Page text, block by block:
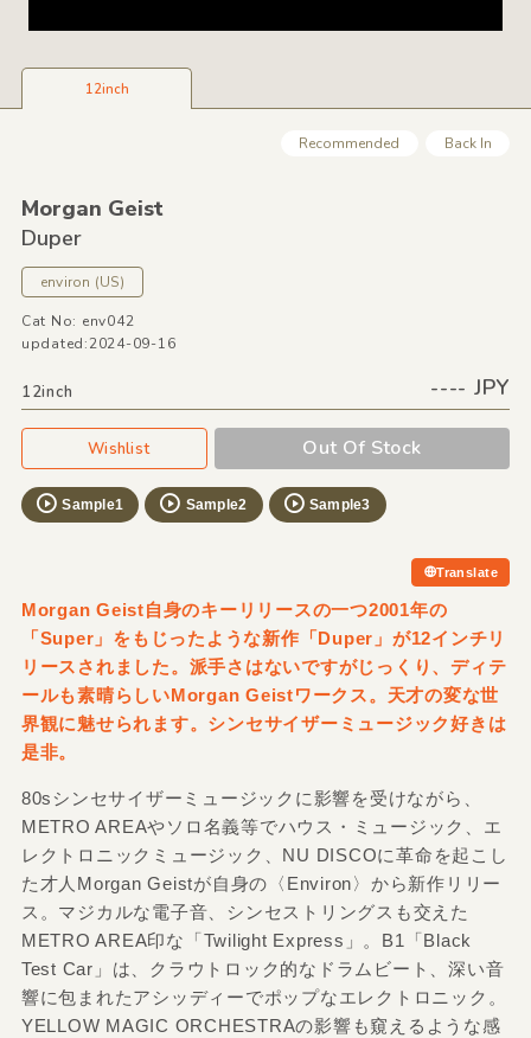
12inch
Recommended Back In
Morgan Geist
Duper
environ (US)
Cat No: env042
updated:2024-09-16
12inch ---- JPY
Wishlist Out Of Stock
Sample1 Sample2 Sample3
Translate
Morgan Geist自身のキーリリースの一つ2001年の
「Super」をもじったような新作「Duper」が12インチリ
リースされました。派手さはないですがじっくり、ディテ
ールも素晴らしいMorgan Geistワークス。天才の変な世
界観に魅せられます。シンセサイザーミュージック好きは
是非。
80sシンセサイザーミュージックに影響を受けながら、
METRO AREAやソロ名義等でハウス・ミュージック、エ
レクトロニックミュージック、NU DISCOに革命を起こし
た才人Morgan Geistが自身の〈Environ〉から新作リリー
ス。マジカルな電子音、シンセストリングスも交えた
METRO AREA印な「Twilight Express」。B1「Black
Test Car」は、クラウトロック的なドラムビート、深い音
響に包まれたアシッディーでポップなエレクトロニック。
YELLOW MAGIC ORCHESTRAの影響も窺えるような感